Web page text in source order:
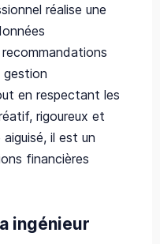
réalise une
gestion
en respectant les
rigoureux et
il est un
financières
ingénieur